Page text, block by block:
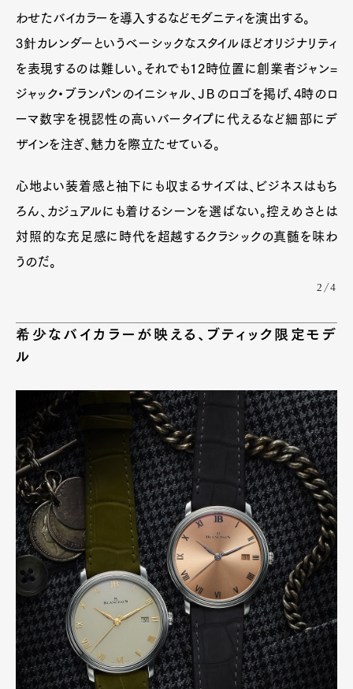
わせたバイカラーを導入するなどモダニティを演出する。
3針カレンダーというベーシックなスタイルほどオリジナリティ
を表現するのは難しい。それでも12時位置に創業者ジャン=
ジャック・ブランパンのイニシャル、ＪＢのロゴを掲げ、4時のロ
ーマ数字を視認性の高いバータイプに代えるなど細部にデ
ザインを注ぎ、魅力を際立たせている。
心地よい装着感と袖下にも収まるサイズは、ビジネスはもち
ろん、カジュアルにも着けるシーンを選ばない。控えめさとは
対照的な充足感に時代を超越するクラシックの真髄を味わ
うのだ。
2/4
希少なバイカラーが映える、ブティック限定モデ
ル